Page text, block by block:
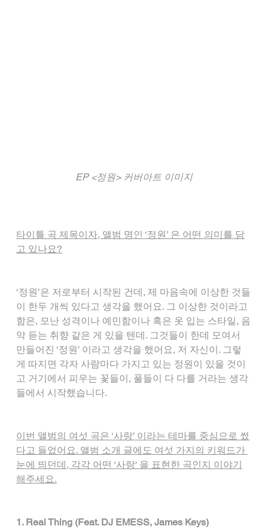
EP <정원> 커버아트 이미지
타이틀 곡 제목이자, 앨범 명인 ‘정원’ 은 어떤 의미를 담
고 있나요?
‘정원’은 저로부터 시작된 건데, 제 마음속에 이상한 것들
이 한두 개씩 있다고 생각을 했어요. 그 이상한 것이라고
함은, 모난 성격이나 예민함이나 혹은 옷 입는 스타일, 음
악 듣는 취향 같은 게 있을 텐데. 그것들이 한데 모여서
만들어진 ‘정원’ 이라고 생각을 했어요, 저 자신이. 그렇
게 따지면 각자 사람마다 가지고 있는 정원이 있을 것이
고 거기에서 피우는 꽃들이, 풀들이 다 다를 거라는 생각
들에서 시작했습니다.
이번 앨범의 여섯 곡은 ‘사랑’ 이라는 테마를 중심으로 썼
다고 들었어요. 앨범 소개 글에도 여섯 가지의 키워드가
눈에 띄던데, 각각 어떤 ‘사랑' 을 표현한 곡인지 이야기
해주세요.
1. Real Thing (Feat. DJ EMESS, James Keys)